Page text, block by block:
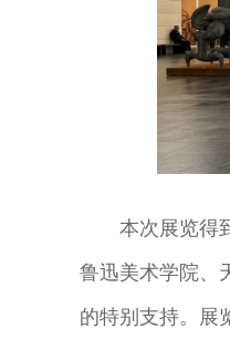
本次展览得
鲁迅美术学院、
的特别支持。展